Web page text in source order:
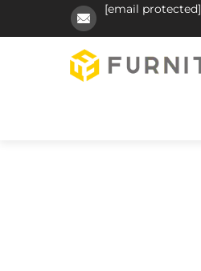
[email protected]